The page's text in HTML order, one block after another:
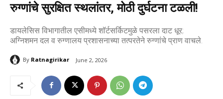
रुग्णांचे सुरक्षित स्थलांतर, मोठी दुर्घटना टळली!
डायलेसिस विभागातील एसीमध्ये शॉर्टसर्किटमुळे पसरला दाट धूर;
अग्निशमन दल व रुग्णालय प्रशासनाच्या तत्परतेने रुग्णांचे प्राण वाचले.
By Ratnagirikar June 2, 2026